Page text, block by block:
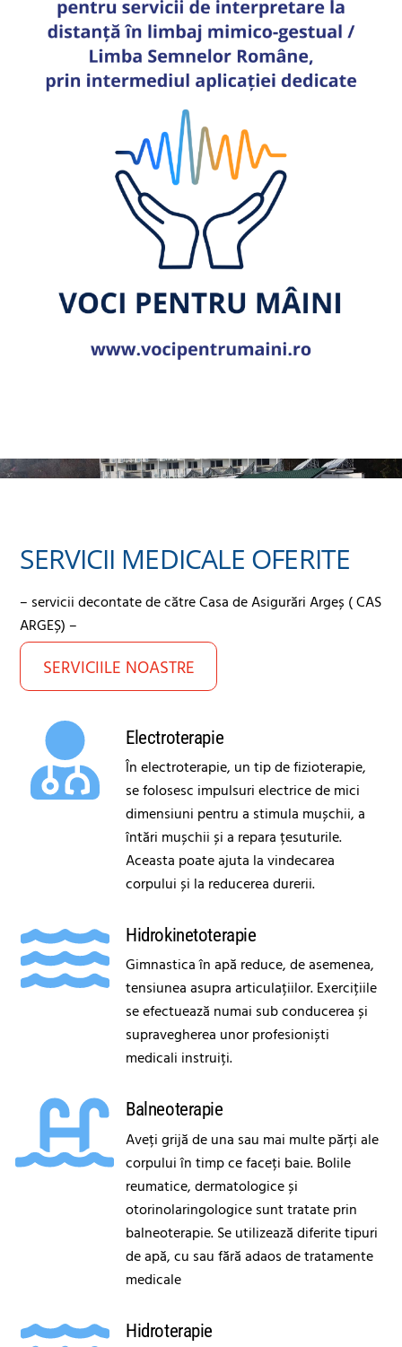
SERVICII MEDICALE OFERITE
– servicii decontate de către Casa de Asigurări Argeș ( CAS
ARGEȘ) –
SERVICIILE NOASTRE
Electroterapie
În electroterapie, un tip de fizioterapie,
se folosesc impulsuri electrice de mici
dimensiuni pentru a stimula mușchii, a
întări mușchii și a repara țesuturile.
Aceasta poate ajuta la vindecarea
corpului și la reducerea durerii.
Hidrokinetoterapie
Gimnastica în apă reduce, de asemenea,
tensiunea asupra articulațiilor. Exercițiile
se efectuează numai sub conducerea și
supravegherea unor profesioniști
medicali instruiți.
Balneoterapie
Aveți grijă de una sau mai multe părți ale
corpului în timp ce faceți baie. Bolile
reumatice, dermatologice și
otorinolaringologice sunt tratate prin
balneoterapie. Se utilizează diferite tipuri
de apă, cu sau fără adaos de tratamente
medicale
Hidroterapie